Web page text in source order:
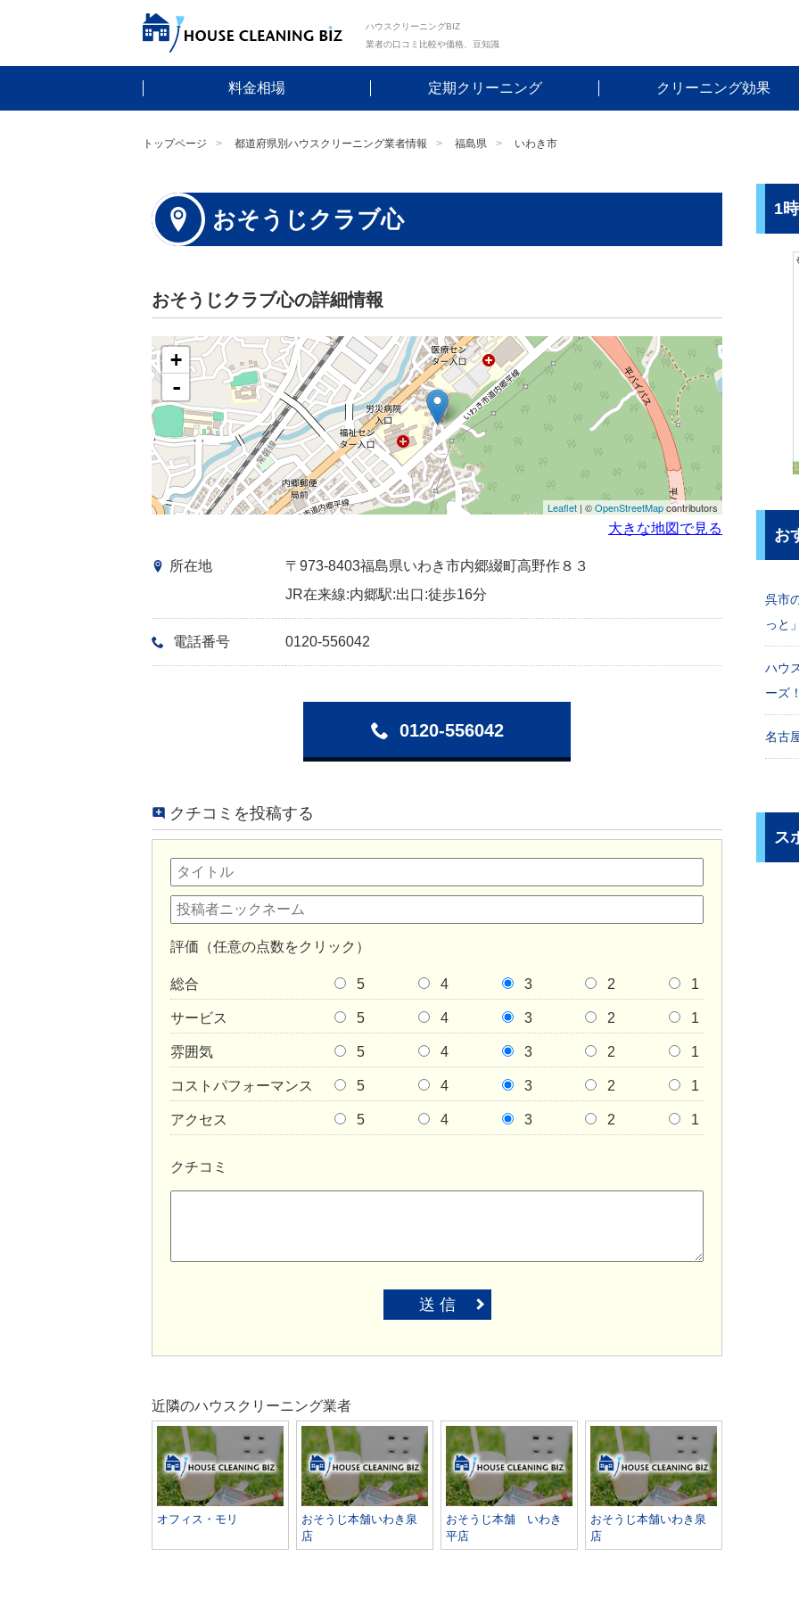
ハウスクリーニングBIZ
業者の口コミ比較や価格、豆知識
料金相場 定期クリーニング クリーニング効果
トップページ 都道府県別ハウスクリーニング業者情報 福島県 いわき市
おそうじクラブ心
おそうじクラブ心の詳細情報
+
-
Leaflet | ©OpenStreetMapcontributors
大きな地図で見る
所在地
〒973-8403福島県いわき市内郷綴町高野作８３
JR在来線:内郷駅:出口:徒歩16分
電話番号 0120-556042
0120-556042
クチコミを投稿する
評価（任意の点数をクリック）
総合 5 4 3 2 1
サービス 5 4 3 2 1
雰囲気 5 4 3 2 1
コストパフォーマンス 5 4 3 2 1
アクセス 5 4 3 2 1
クチコミ
送 信
近隣のハウスクリーニング業者
オフィス・モリ
おそうじ本舗いわき泉
店
おそうじ本舗 いわき
平店
おそうじ本舗いわき泉
店
1
お
呉市
っと」
ハウ
ーズ！
名古
ス